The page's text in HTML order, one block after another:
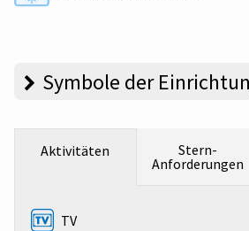
Symbole der
Aktivitäten
Stern-
Anforderungen
TV